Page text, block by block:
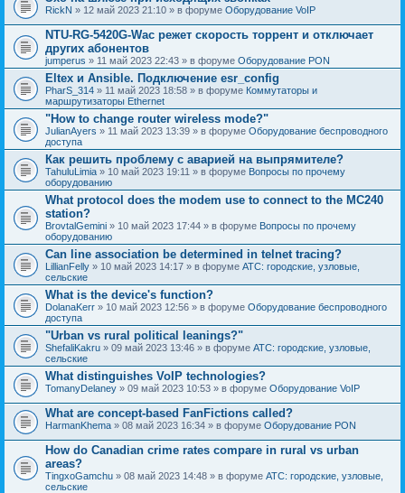
RickN » 12 май 2023 21:10 » в форуме Оборудование VoIP
NTU-RG-5420G-Wac режет скорость торрент и отключает
других абонентов
jumperus » 11 май 2023 22:43 » в форуме Оборудование PON
Eltex и Ansible. Подключение esr_config
PharS_314 » 11 май 2023 18:58 » в форуме Коммутаторы и
маршрутизаторы Ethernet
"How to change router wireless mode?"
JulianAyers » 11 май 2023 13:39 » в форуме Оборудование беспроводного
доступа
Как решить проблему с аварией на выпрямителе?
TahuluLimia » 10 май 2023 19:11 » в форуме Вопросы по прочему
оборудованию
What protocol does the modem use to connect to the MC240
station?
BrovtalGemini » 10 май 2023 17:44 » в форуме Вопросы по прочему
оборудованию
Can line association be determined in telnet tracing?
LillianFelly » 10 май 2023 14:17 » в форуме АТС: городские, узловые,
сельские
What is the device's function?
DolanaKerr » 10 май 2023 12:56 » в форуме Оборудование беспроводного
доступа
"Urban vs rural political leanings?"
ShefaliKakru » 09 май 2023 13:46 » в форуме АТС: городские, узловые,
сельские
What distinguishes VoIP technologies?
TomanyDelaney » 09 май 2023 10:53 » в форуме Оборудование VoIP
What are concept-based FanFictions called?
HarmanKhema » 08 май 2023 16:34 » в форуме Оборудование PON
How do Canadian crime rates compare in rural vs urban
areas?
TingxoGamchu » 08 май 2023 14:48 » в форуме АТС: городские, узловые,
сельские